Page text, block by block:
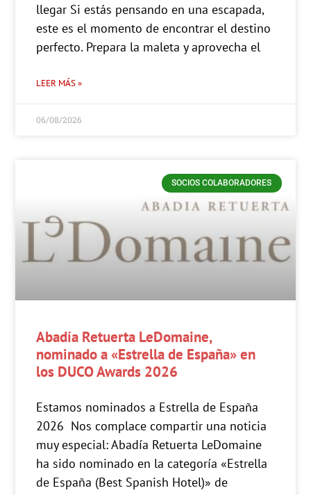
llegar Si estás pensando en una escapada,
este es el momento de encontrar el destino
perfecto. Prepara la maleta y aprovecha el
LEER MÁS »
06/08/2026
SOCIOS COLABORADORES
Abadía Retuerta LeDomaine,
nominado a «Estrella de España» en
los DUCO Awards 2026
Estamos nominados a Estrella de España
2026 Nos complace compartir una noticia
muy especial: Abadía Retuerta LeDomaine
ha sido nominado en la categoría «Estrella
de España (Best Spanish Hotel)» de